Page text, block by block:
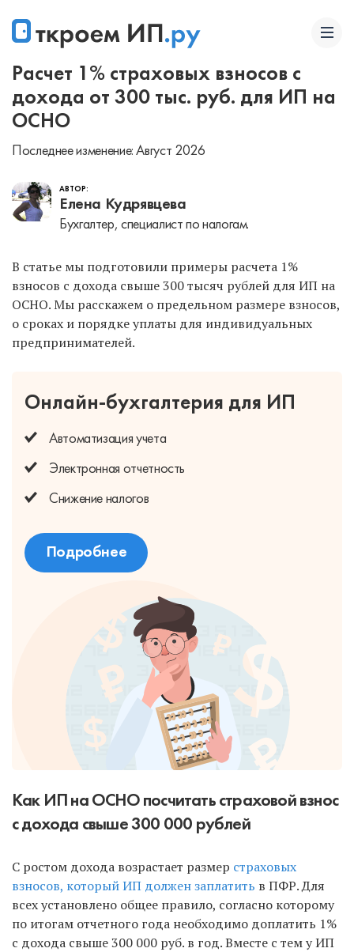
Расчет 1% страховых взносов с
дохода от 300 тыс. руб. для ИП на
ОСНО
Последнее изменение: Август 2026
АВТОР:
Елена Кудрявцева
Бухгалтер, специалист по налогам.
В статье мы подготовили примеры расчета 1%
взносов с дохода свыше 300 тысяч рублей для ИП на
ОСНО. Мы расскажем о предельном размере взносов,
о сроках и порядке уплаты для индивидуальных
предпринимателей.
Онлайн-бухгалтерия для ИП
Автоматизация учета
Электронная отчетность
Снижение налогов
Подробнее
Как ИП на ОСНО посчитать страховой взнос
с дохода свыше 300 000 рублей
С ростом дохода возрастает размер страховых
взносов, который ИП должен заплатить в ПФР. Для
всех установлено общее правило, согласно которому
по итогам отчетного года необходимо доплатить 1%
с дохода свыше 300 000 руб. в год. Вместе с тем у ИП